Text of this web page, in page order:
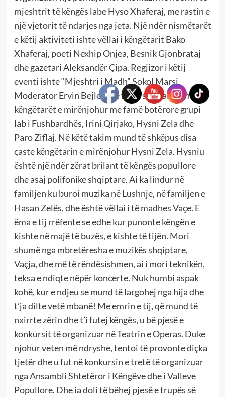
mjeshtrit të këngës labe Hyso Xhaferaj, me rastin e
një vjetorit të ndarjes nga jeta. Një ndër nismëtarët
e këtij aktiviteti ishte vëllai i këngëtarit Bako
Xhaferaj, poeti Nexhip Onjea, Besnik Gjonbrataj
dhe gazetari Aleksandër Çipa. Regjizor i këtij
eventi ishte “Mjeshtri i Madh” Sokol Marsi.
Moderator Ervin Bejleri. Të ftuar special ishin
këngëtarët e mirënjohur me famë botërore grupi
lab i Fushbardhës, Irini Qirjako, Hysni Zela dhe
Paro Ziflaj. Në këtë takim mund të shkëpus disa
çaste këngëtarin e mirënjohur Hysni Zela. Hysniu
është një ndër zërat brilant të këngës popullore
dhe asaj polifonike shqiptare. Ai ka lindur në
familjen ku buroi muzika në Lushnje, në familjen e
Hasan Zelës, dhe është vëllai i të madhes Vaçe. E
ëma e tij rrëfente se edhe kur punonte këngën e
kishte në majë të buzës, e kishte të tijën. Mori
shumë nga mbretëresha e muzikës shqiptare,
Vaçja, dhe më të rëndësishmen, ai i mori teknikën,
teksa e ndiqte nëpër koncerte. Nuk humbi aspak
kohë, kur e ndjeu se mund të largohej nga hija dhe
t’ja dilte vetë mbanë! Me emrin e tij, që mund të
nxirrte zërin dhe t’i futej këngës, u bë pjesë e
konkursit të organizuar në Teatrin e Operas. Duke
njohur veten më ndryshe, tentoi të provonte diçka
tjetër dhe u fut në konkursin e tretë të organizuar
nga Ansambli Shtetëror i Këngëve dhe i Valleve
Popullore. Dhe ia doli të bëhej pjesë e trupës së